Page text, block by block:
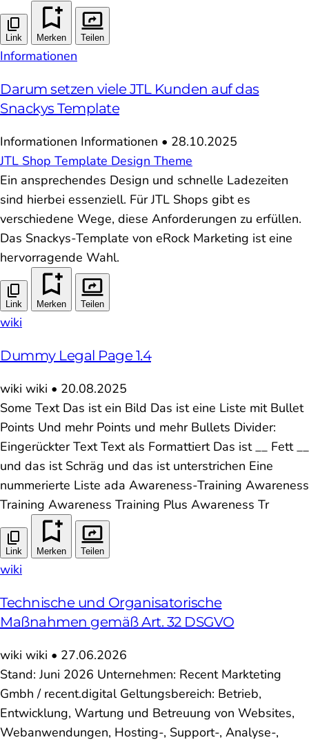
Link Merken Teilen
Informationen
Darum setzen viele JTL Kunden auf das
Snackys Template
Informationen Informationen • 28.10.2025
JTL Shop Template Design Theme
Ein ansprechendes Design und schnelle Ladezeiten
sind hierbei essenziell. Für JTL Shops gibt es
verschiedene Wege, diese Anforderungen zu erfüllen.
Das Snackys-Template von eRock Marketing ist eine
hervorragende Wahl.
Link Merken Teilen
wiki
Dummy Legal Page 1.4
wiki wiki • 20.08.2025
Some Text Das ist ein Bild Das ist eine Liste mit Bullet
Points Und mehr Points und mehr Bullets Divider:
Eingerückter Text Text als Formattiert Das ist __ Fett __
und das ist Schräg und das ist unterstrichen Eine
nummerierte Liste ada Awareness-Training Awareness
Training Awareness Training Plus Awareness Tr
Link Merken Teilen
wiki
Technische und Organisatorische
Maßnahmen gemäß Art. 32 DSGVO
wiki wiki • 27.06.2026
Stand: Juni 2026 Unternehmen: Recent Markteting
Gmbh / recent.digital Geltungsbereich: Betrieb,
Entwicklung, Wartung und Betreuung von Websites,
Webanwendungen, Hosting-, Support-, Analyse-,